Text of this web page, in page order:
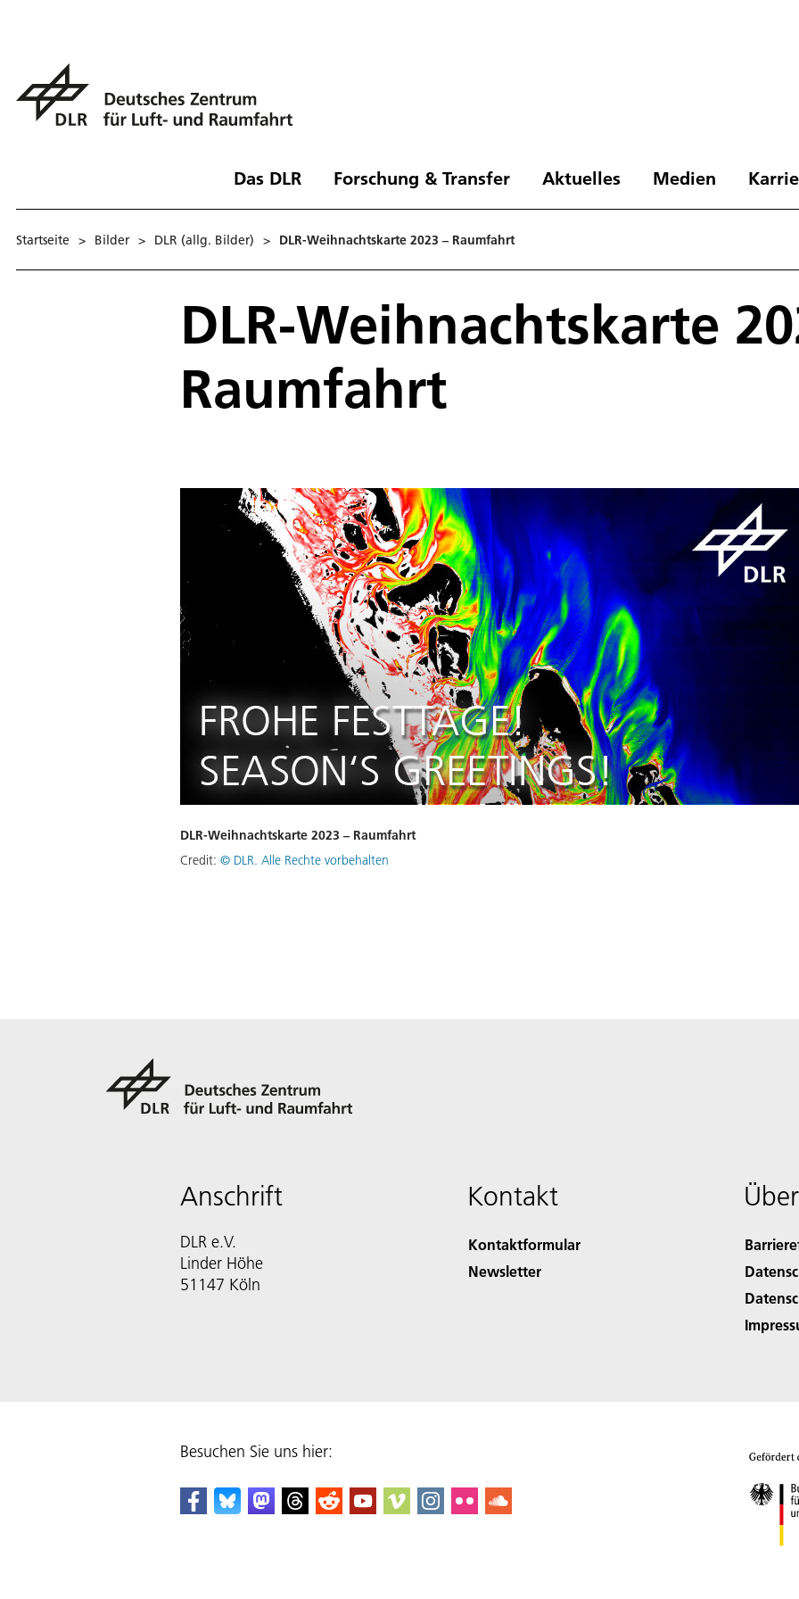
Das DLR Forschung & Transfer Aktuelles Medien
Startseite > Bilder > DLR (allg. Bilder) > DLR-Weihnachtskarte 2023 – Raumfahrt
DLR-Weihnachtskarte
Raumfahrt
DLR-Weihnachtskarte 2023 – Raumfahrt
Credit: © DLR. Alle Rechte vorbehalten
Anschrift
DLR e.V.
Linder Höhe
51147 Köln
Kontakt
Kontaktformular
Newsletter
Besuchen Sie uns hier: